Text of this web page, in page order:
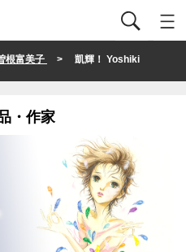
根富美子 > 凱輝！ Yoshiki
・作家